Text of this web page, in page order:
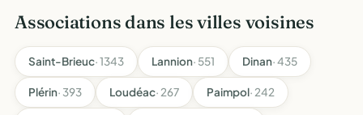
Associations dans les villes voisines
Saint-Brieuc· 1343 Lannion· 551 Dinan· 435
Plérin· 393 Loudéac· 267 Paimpol· 242